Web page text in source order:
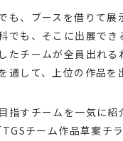
も、ブースを借りて
でも、そこに出展でき
たチームが全員出れる
通して、上位の作品を
指すチームを一気に紹
チーム作品草案チ